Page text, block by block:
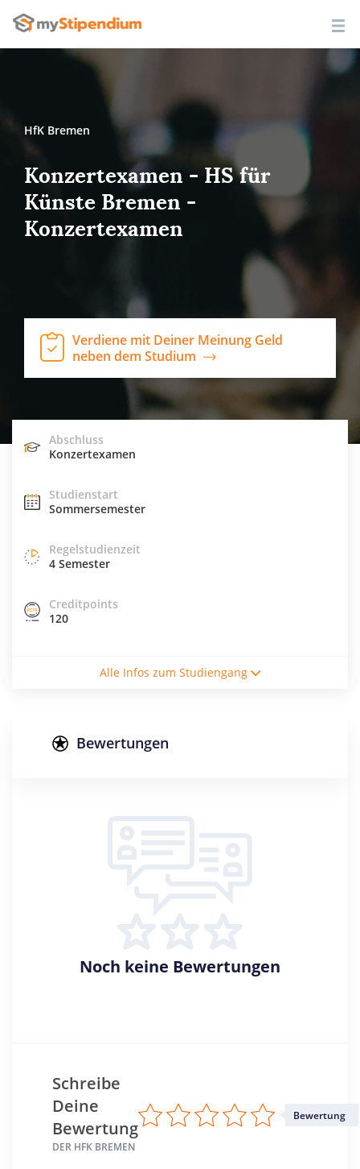
HfK Bremen
Konzertexamen - HS für
Künste Bremen -
Konzertexamen
Verdiene mit Deiner Meinung Geld
neben dem Studium
Abschluss
Konzertexamen
Studienstart
Sommersemester
Regelstudienzeit
4 Semester
Creditpoints
120
Vollzeitstudium
Englisch
Alle Infos zum Studiengang
Bewertungen
Noch keine Bewertungen
Schreibe
Deine
Bewertung
DER HFK BREMEN
Bewertung